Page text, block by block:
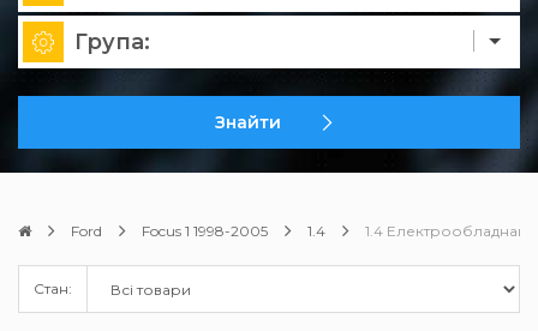
Група:
Знайти
Ford Focus 1 1998-2005 1.4 1.4
Стан: